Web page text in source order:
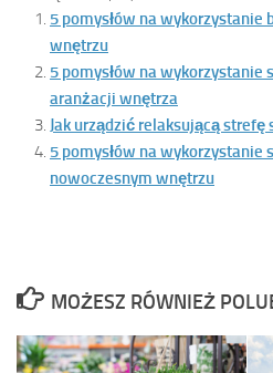
5 pomysłów na
wnętrzu
5 pomysłów na wykorzystanie
aranżacji wnętrza
Jak urządzić relaksującą strefę
5 pomysłów na wykorzystanie
nowoczesnym wnętrzu
MOŻESZ RÓWNIEŻ